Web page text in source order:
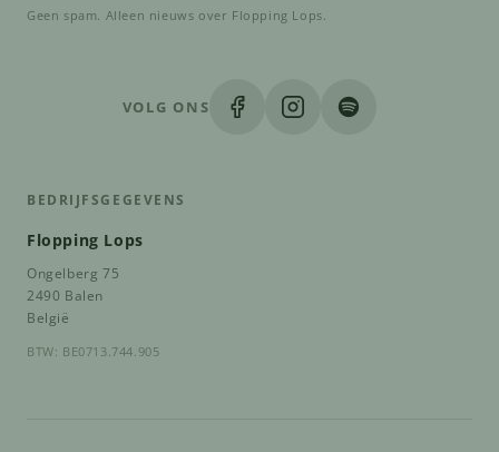
Geen spam. Alleen nieuws over Flopping Lops.
VOLG ONS
BEDRIJFSGEGEVENS
Flopping Lops
Ongelberg 75
2490 Balen
België
BTW: BE0713.744.905